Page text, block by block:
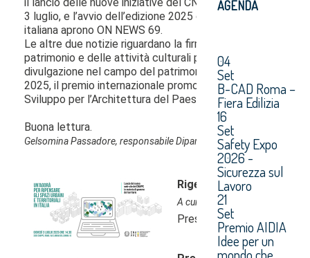
AGENDA
04
Set
B-CAD Roma –
Fiera Edilizia
16
Set
Safety Expo
2026 -
Sicurezza sul
Lavoro
21
Set
Premio AIDIA
Idee per un
mondo che